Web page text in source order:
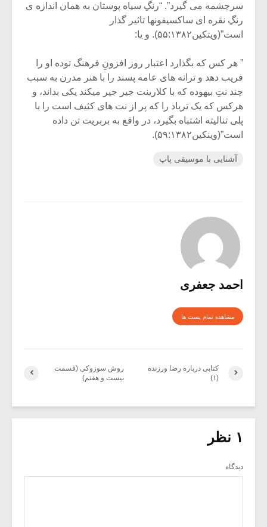
سرچشمه می گیرد”. “رنگِ سیاه پوستان به همان اندازه ی
رنگِ نقره ای ساکسیفونها تاثیر گذار
است”(ویتکین۵۵:۱۳۸۲). و یا:
” هر کس که بگذارد اعتبار روز افزونِ فرهنگ توده او را
فریب دهد و ترانه های عامه پسند را با هنر مدرن به سبب
چند نتِ بیهوده که با کلارینت جیر جیر میکند یکی بداند، و
هرکس که یک تریاد را که پر از نت های کثیف است را با
پلی تنالیته اشتباه بگیرد، در واقع به بربریت تن داده
است”(وینکین۵۹:۱۳۸۲).
آشنایی با موسیقی پاپ
احمد جعفری
مشاهده تمام پست ها
روش سوزوکی (قسمت
بیست و هفتم)
کتابی درباره رضا ورزنده
(۱)
۱ نظر
دیدگاه